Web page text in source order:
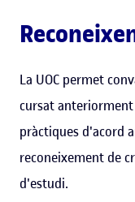
La UOC permet
cursat
pràctiques d'acord
reconeixement de
d'estudi.